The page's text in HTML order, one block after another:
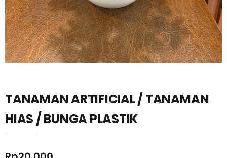
TANAMAN ARTIFICIAL / TANAMAN
HIAS / BUNGA PLASTIK